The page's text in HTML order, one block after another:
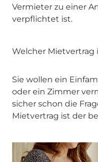
Vermieter zu einer
verpflichtet ist.
Welcher Mietvertrag
Sie wollen ein
oder ein Zimmer
sicher schon die
Mietvertrag ist der